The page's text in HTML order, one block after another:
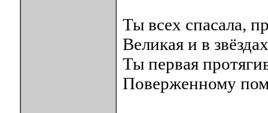
Ты всех спасала,
Великая и в
Ты первая
Поверженному